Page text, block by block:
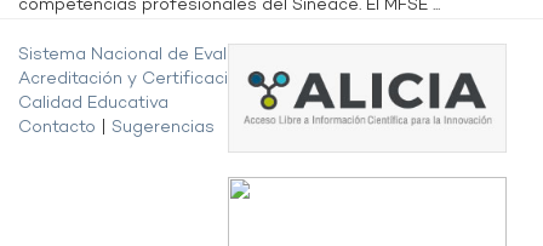
competencias profesionales del Sineace. El MFSE ...
Sistema Nacional de Evaluación,
Acreditación y Certificación de la
Calidad Educativa
Contacto
Sugerencias